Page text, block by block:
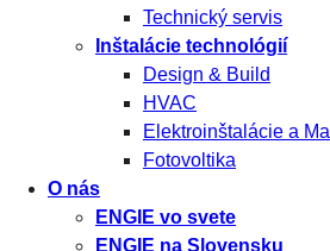
Technický servis
Inštalácie technológií
Design & Build
HVAC
Elektroinštalácie a
Fotovoltika
O nás
ENGIE vo svete
ENGIE na Slovensku